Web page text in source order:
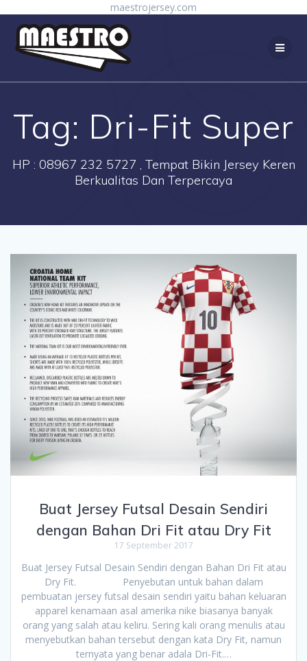
maestrojersey.com
Tag: Dri-Fit Super
HP : 08967 232 5727 , Tempat Bikin Jersey Keren
Berkualitas Dan Terpercaya
Buat Jersey Futsal Desain Sendiri
dengan Bahan Dri Fit atau Dry Fit
17 September 2017
Buat Jersey Futsal Desain Sendiri dengan Bahan Dri Fit atau
Dry Fit. Penyebutan untuk bahan dalam
pembuatan jersey futsal desain sendiri yaitu bahan keluaran
apparel kenamaan asal amerika nike biasanya banyak
orang yang salah atau keliru. Sering kali orang menulis atau
menyebutkan bahan tersebut dengan kata Dry Fit, namun
ternyata yang benar adala Dri-Fit.…